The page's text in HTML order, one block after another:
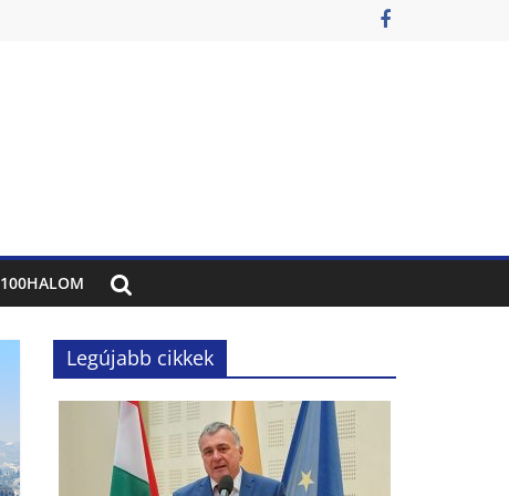
100HALOM
Legújabb cikkek